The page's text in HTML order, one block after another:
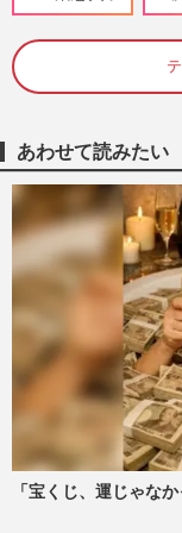
週
ン
週
《
芸
子
週
明
練
週
明
あわせて読みたい
「宝くじ、運じゃな